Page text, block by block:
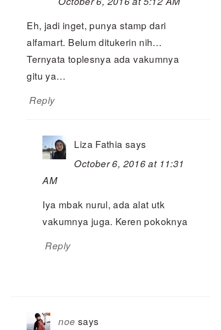
Eh, jadi inget, punya stamp dari
alfamart. Belum ditukerin nih…
Ternyata toplesnya ada vakumnya
gitu ya…
Reply
Liza Fathia says
October 6, 2016 at 11:31
AM
Iya mbak nurul, ada alat utk
vakumnya juga. Keren pokoknya
Reply
noe says